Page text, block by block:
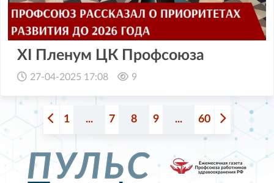
XI Пленум ЦК Профсоюза
27-04-2025 17:08 9
1 ... 7 8 9 ... 60